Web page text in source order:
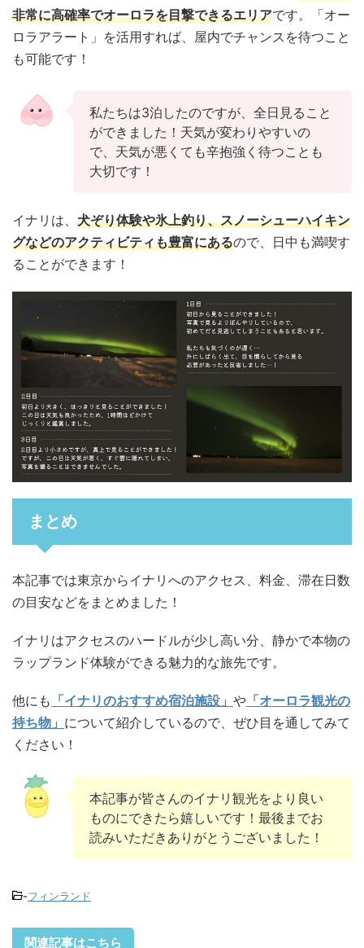
非常に高確率でオーロラを目撃できるエリアです。「オー
ロラアラート」を活用すれば、屋内でチャンスを待つこと
も可能です！
私たちは3泊したのですが、全日見ること
ができました！天気が変わりやすいの
で、天気が悪くても辛抱強く待つことも
大切です！
イナリは、 犬ぞり体験や氷上釣り、スノーシューハイキン
グなどのアクティビティも豊富にあるので、日中も満喫す
ることができます！
まとめ
本記事では東京からイナリへのアクセス、料金、滞在日数
の目安などをまとめました！
イナリはアクセスのハードルが少し高い分、静かで本物の
ラップランド体験ができる魅力的な旅先です。
他にも 「イナリのおすすめ宿泊施設」 や 「オーロラ観光の
持ち物」 について紹介しているので、ぜひ目を通してみて
ください！
本記事が皆さんのイナリ観光をより良い
ものにできたら嬉しいです！最後までお
読みいただきありがとうございました！
-フィンランド
関連記事はこちら